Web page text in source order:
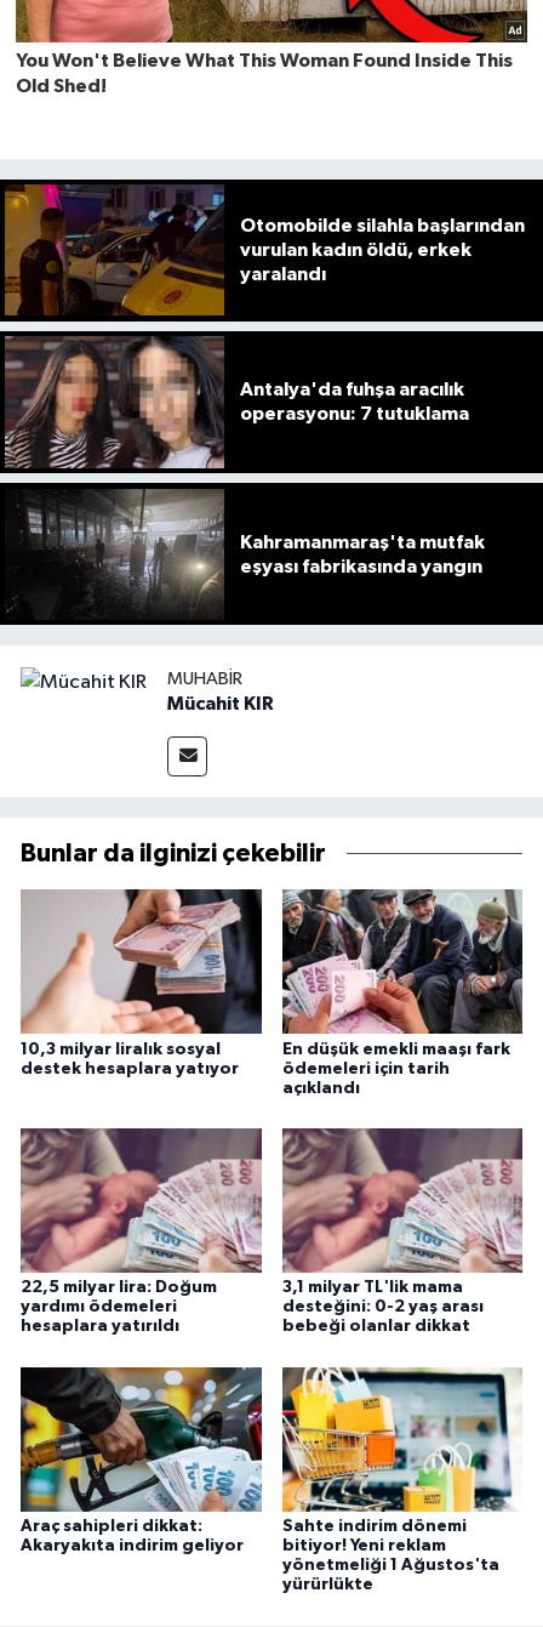
Otomobilde silahla başlarından
vurulan kadın öldü, erkek
yaralandı
Antalya'da fuhşa aracılık
operasyonu: 7 tutuklama
Kahramanmaraş'ta mutfak
eşyası fabrikasında yangın
MUHABIR
Mücahit KIR
Bunlar da ilginizi çekebilir
10,3 milyar liralık sosyal
destek hesaplara yatıyor
En düşük emekli maaşı fark
ödemeleri için tarih
açıklandı
22,5 milyar lira: Doğum
yardımı ödemeleri
hesaplara yatırıldı
3,1 milyar TL'lik mama
desteğini: 0-2 yaş arası
bebeği olanlar dikkat
Araç sahipleri dikkat:
Akaryakıta indirim geliyor
Sahte indirim dönemi
bitiyor! Yeni reklam
yönetmeliği 1 Ağustos'ta
yürürlükte